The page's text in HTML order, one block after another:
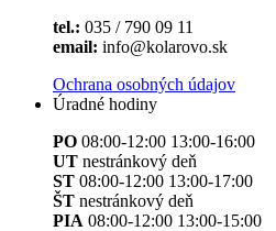
tel.: 035 / 790 09 11
email: info@kolarovo.sk
Ochrana osobných údajov
Úradné hodiny
PO 08:00-12:00 13:00-16:00
UT nestránkový deň
ST 08:00-12:00 13:00-17:00
ŠT nestránkový deň
PIA 08:00-12:00 13:00-15:00